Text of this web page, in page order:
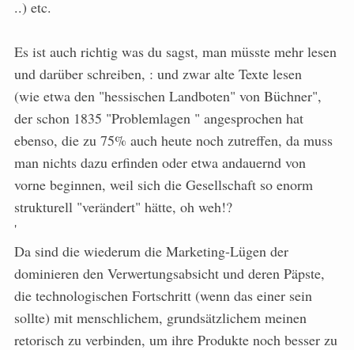
..) etc.
Es ist auch richtig was du sagst, man müsste mehr lesen
und darüber schreiben, : und zwar alte Texte lesen
(wie etwa den "hessischen Landboten" von Büchner",
der schon 1835 "Problemlagen " angesprochen hat
ebenso, die zu 75% auch heute noch zutreffen, da muss
man nichts dazu erfinden oder etwa andauernd von
vorne beginnen, weil sich die Gesellschaft so enorm
strukturell "verändert" hätte, oh weh!?
'
Da sind die wiederum die Marketing-Lügen der
dominieren den Verwertungsabsicht und deren Päpste,
die technologischen Fortschritt (wenn das einer sein
sollte) mit menschlichem, grundsätzlichem meinen
retorisch zu verbinden, um ihre Produkte noch besser zu